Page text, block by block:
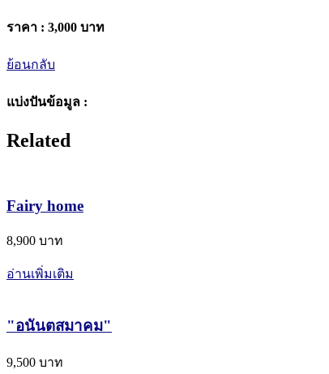
ราคา : 3,000 บาท
ย้อนกลับ
แบ่งปันข้อมูล :
Related
Fairy home
8,900 บาท
อ่านเพิ่มเติม
"อนันตสมาคม"
9,500 บาท